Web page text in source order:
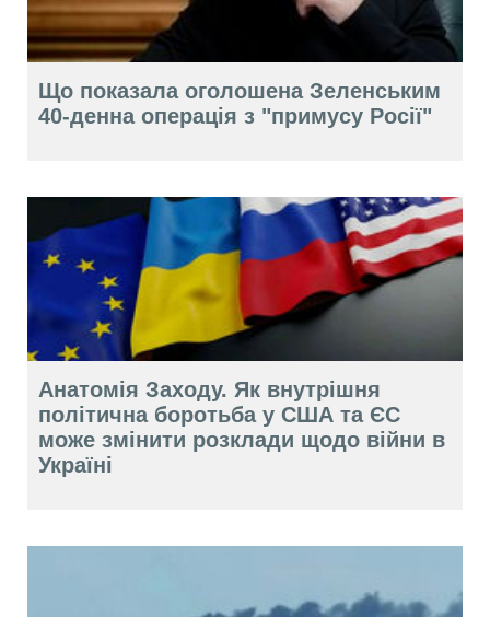
Що показала оголошена Зеленським
40-денна операція з "примусу Росії"
Анатомія Заходу. Як внутрішня
політична боротьба у США та ЄС
може змінити розклади щодо війни в
Україні